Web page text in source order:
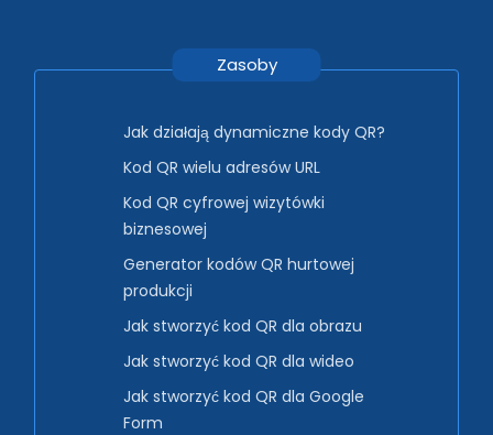
Zasoby
Jak działają dynamiczne kody QR?
Kod QR wielu adresów URL
Kod QR cyfrowej wizytówki
biznesowej
Generator kodów QR hurtowej
produkcji
Jak stworzyć kod QR dla obrazu
Jak stworzyć kod QR dla wideo
Jak stworzyć kod QR dla Google
Form